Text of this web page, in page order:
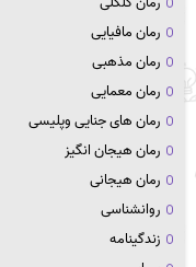
رمان مافیایی
رمان مذهبی
رمان معمایی
رمان های جنایی وپلیسی
رمان هیجان انگیز
رمان هیجانی
روانشناسی
زندگینامه